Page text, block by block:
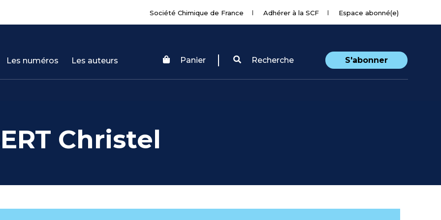
Société Chimique de France Adhérer à la SCF Espace abonné(e)
Les numéros Les auteurs Panier Recherche S'abonner
Christel